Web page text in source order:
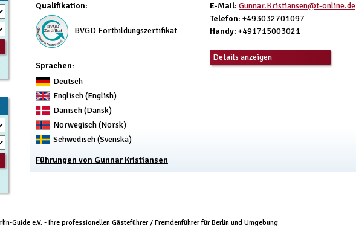
Qualifikation:
BVGD Fortbildungszertifikat
Sprachen:
Deutsch
Englisch (English)
Dänisch (Dansk)
Norwegisch (Norsk)
Schwedisch (Svenska)
E-Mail: Gunnar.Kristiansen@t-online.de
Telefon: +493032701097
Handy: +491715003021
Details anzeigen
Führungen von Gunnar Kristiansen
Guide e.V. - Ihre professionellen Gästeführer / Fremdenführer für Berlin und Umgebung